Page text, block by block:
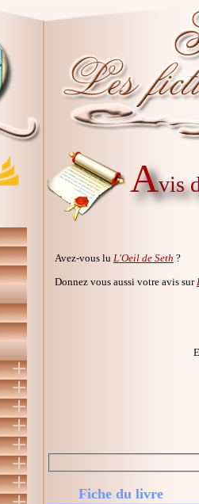
Avis
Avez-vous lu L'Oeil de Seth ?
Donnez vous aussi votre avis sur
Fiche du livre